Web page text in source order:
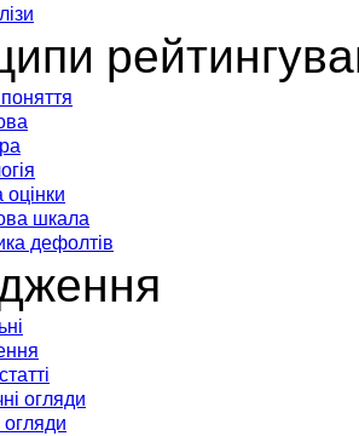
оцінки
шкала
дефолтів
огляди
огляди